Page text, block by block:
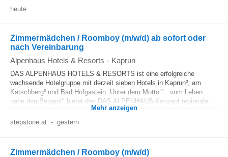
heute
Zimmermädchen / Roomboy (m/w/d) ab sofort oder
nach Vereinbarung
Alpenhaus Hotels & Resorts - Kaprun
DAS ALPENHAUS HOTELS & RESORTS ist eine erfolgreiche
wachsende Hotelgruppe mit derzeit sieben Hotels in Kaprun³, am
Katschberg³ und Bad Hofgastein. Unter dem Motto "...vom Leben
nahe den Bergen!" bietet das DAS ALPENHAUS-Konzept regionale...
Mehr anzeigen
stepstone.at - gestern
Zimmermädchen / Roomboy (m/w/d)